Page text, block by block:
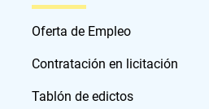
Oferta de Empleo
Contratación en licitación
Tablón de edictos